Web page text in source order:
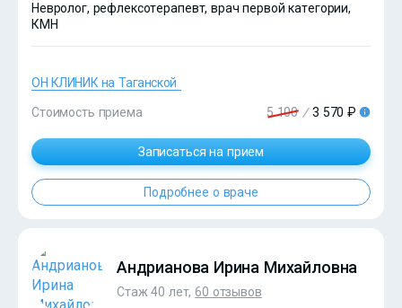
?>
Невролог, рефлексотерапевт, врач первой категории,
КМН
ОН КЛИНИК на Таганской
Стоимость приема 5 100 / 3 570 ₽
Записаться на прием
Подробнее о враче
Андрианова Ирина Михайловна
Стаж 40 лет,60 отзывов